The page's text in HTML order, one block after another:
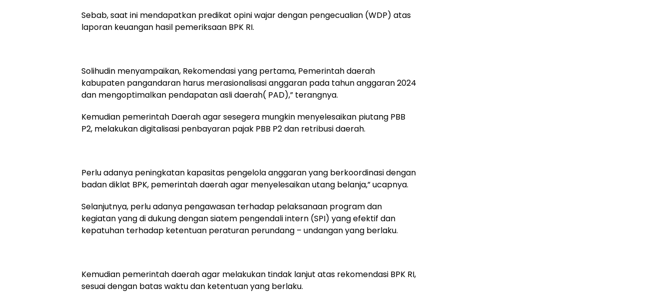
Sebab, saat ini mendapatkan predikat opini wajar dengan pengecualian (WDP) atas
laporan keuangan hasil pemeriksaan BPK RI.
Solihudin menyampaikan, Rekomendasi yang pertama, Pemerintah daerah
kabupaten pangandaran harus merasionalisasi anggaran pada tahun anggaran 2024
dan mengoptimalkan pendapatan asli daerah( PAD),” terangnya.
Kemudian pemerintah Daerah agar sesegera mungkin menyelesaikan piutang PBB
P2, melakukan digitalisasi penbayaran pajak PBB P2 dan retribusi daerah.
Perlu adanya peningkatan kapasitas pengelola anggaran yang berkoordinasi dengan
badan diklat BPK, pemerintah daerah agar menyelesaikan utang belanja,” ucapnya.
Selanjutnya, perlu adanya pengawasan terhadap pelaksanaan program dan
kegiatan yang di dukung dengan siatem pengendali intern (SPI) yang efektif dan
kepatuhan terhadap ketentuan peraturan perundang – undangan yang berlaku.
Kemudian pemerintah daerah agar melakukan tindak lanjut atas rekomendasi BPK RI,
sesuai dengan batas waktu dan ketentuan yang berlaku.